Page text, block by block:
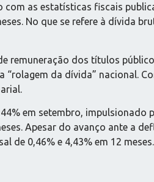
com as estatísticas fiscais
No que se refere à dívida
remuneração dos títulos
da dívida” nacional.
em setembro,
Apesar do avanço ante a
de 0,46% e 4,43% em 12 meses.